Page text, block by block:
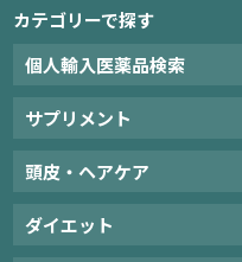
カテゴリーで探す
個人輸入医薬品検索
サプリメント
頭皮・ヘアケア
ダイエット